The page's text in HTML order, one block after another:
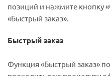
позиций и нажмите кнопку
«Быстрый заказ».
Быстрый заказ
Функция «Быстрый заказ»